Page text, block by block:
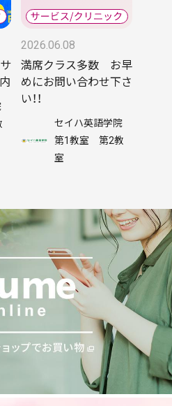
2026.06.08
満席クラス多数 お早
めにお問い合わせ下さ
い！！
セイハ英語学院
第1教室 第2教
室